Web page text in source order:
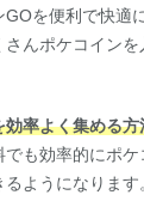
を便利で快適
んポケコインを
効率よく集める方
も効率的にポ
ようになります